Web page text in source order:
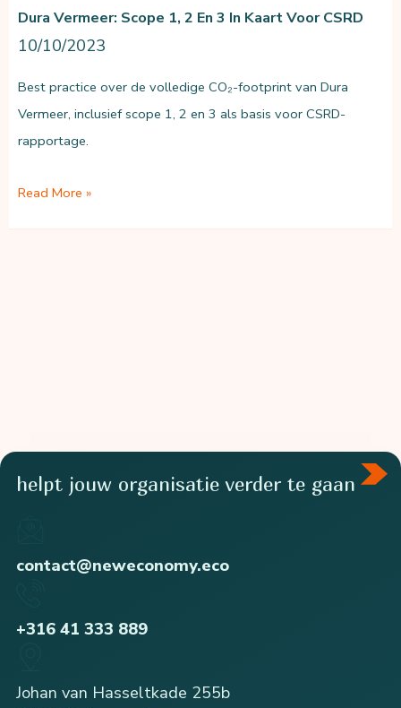
Dura Vermeer: Scope 1, 2 En 3 In Kaart Voor CSRD
10/10/2023
Best practice over de volledige CO₂-footprint van Dura
Vermeer, inclusief scope 1, 2 en 3 als basis voor CSRD-
rapportage.
Dura
Read More »
helpt jouw organisatie verder te gaan
contact@neweconomy.eco
+316 41 333 889
Johan van Hasseltkade 255b